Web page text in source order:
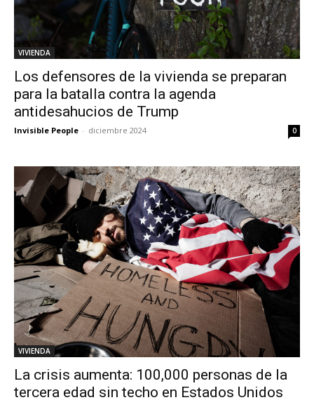
VIVIENDA
Los defensores de la vivienda se preparan
para la batalla contra la agenda
antidesahucios de Trump
Invisible People - diciembre 2024 0
VIVIENDA
La crisis aumenta: 100,000 personas de la
tercera edad sin techo en Estados Unidos